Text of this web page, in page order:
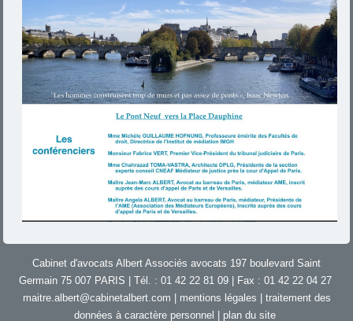
Cabinet d'avocats Albert Associés avocats 197 boulevard Saint
Germain 75 007 PARIS | Tél. : 01 42 22 81 09 | Fax : 01 42 22 04 27
maitre.albert@cabinetalbert.com | mentions légales | traitement des
données à caractère personnel | plan du site